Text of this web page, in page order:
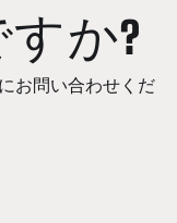
か?
お問い合わせくだ